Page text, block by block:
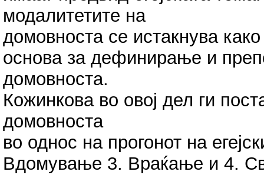
модалитетите на
домовноста се истакнува
основа за дефинирање и
домовноста.
Кожинкова во овој дел ги
домовноста
во однос на прогонот на
Вдомување 3. Враќање и 4.